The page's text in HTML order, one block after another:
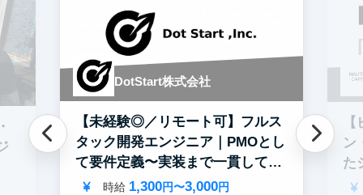
DotStart株式会社
【未経験◎／リモート可】フルス
タック開発エンジニア｜PMOとし
て要件定義〜実装まで一貫して担
当
時給 1,300円〜3,000円
ン
た